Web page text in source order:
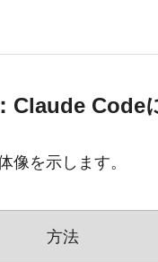
Claude Code
像を示します。
方法